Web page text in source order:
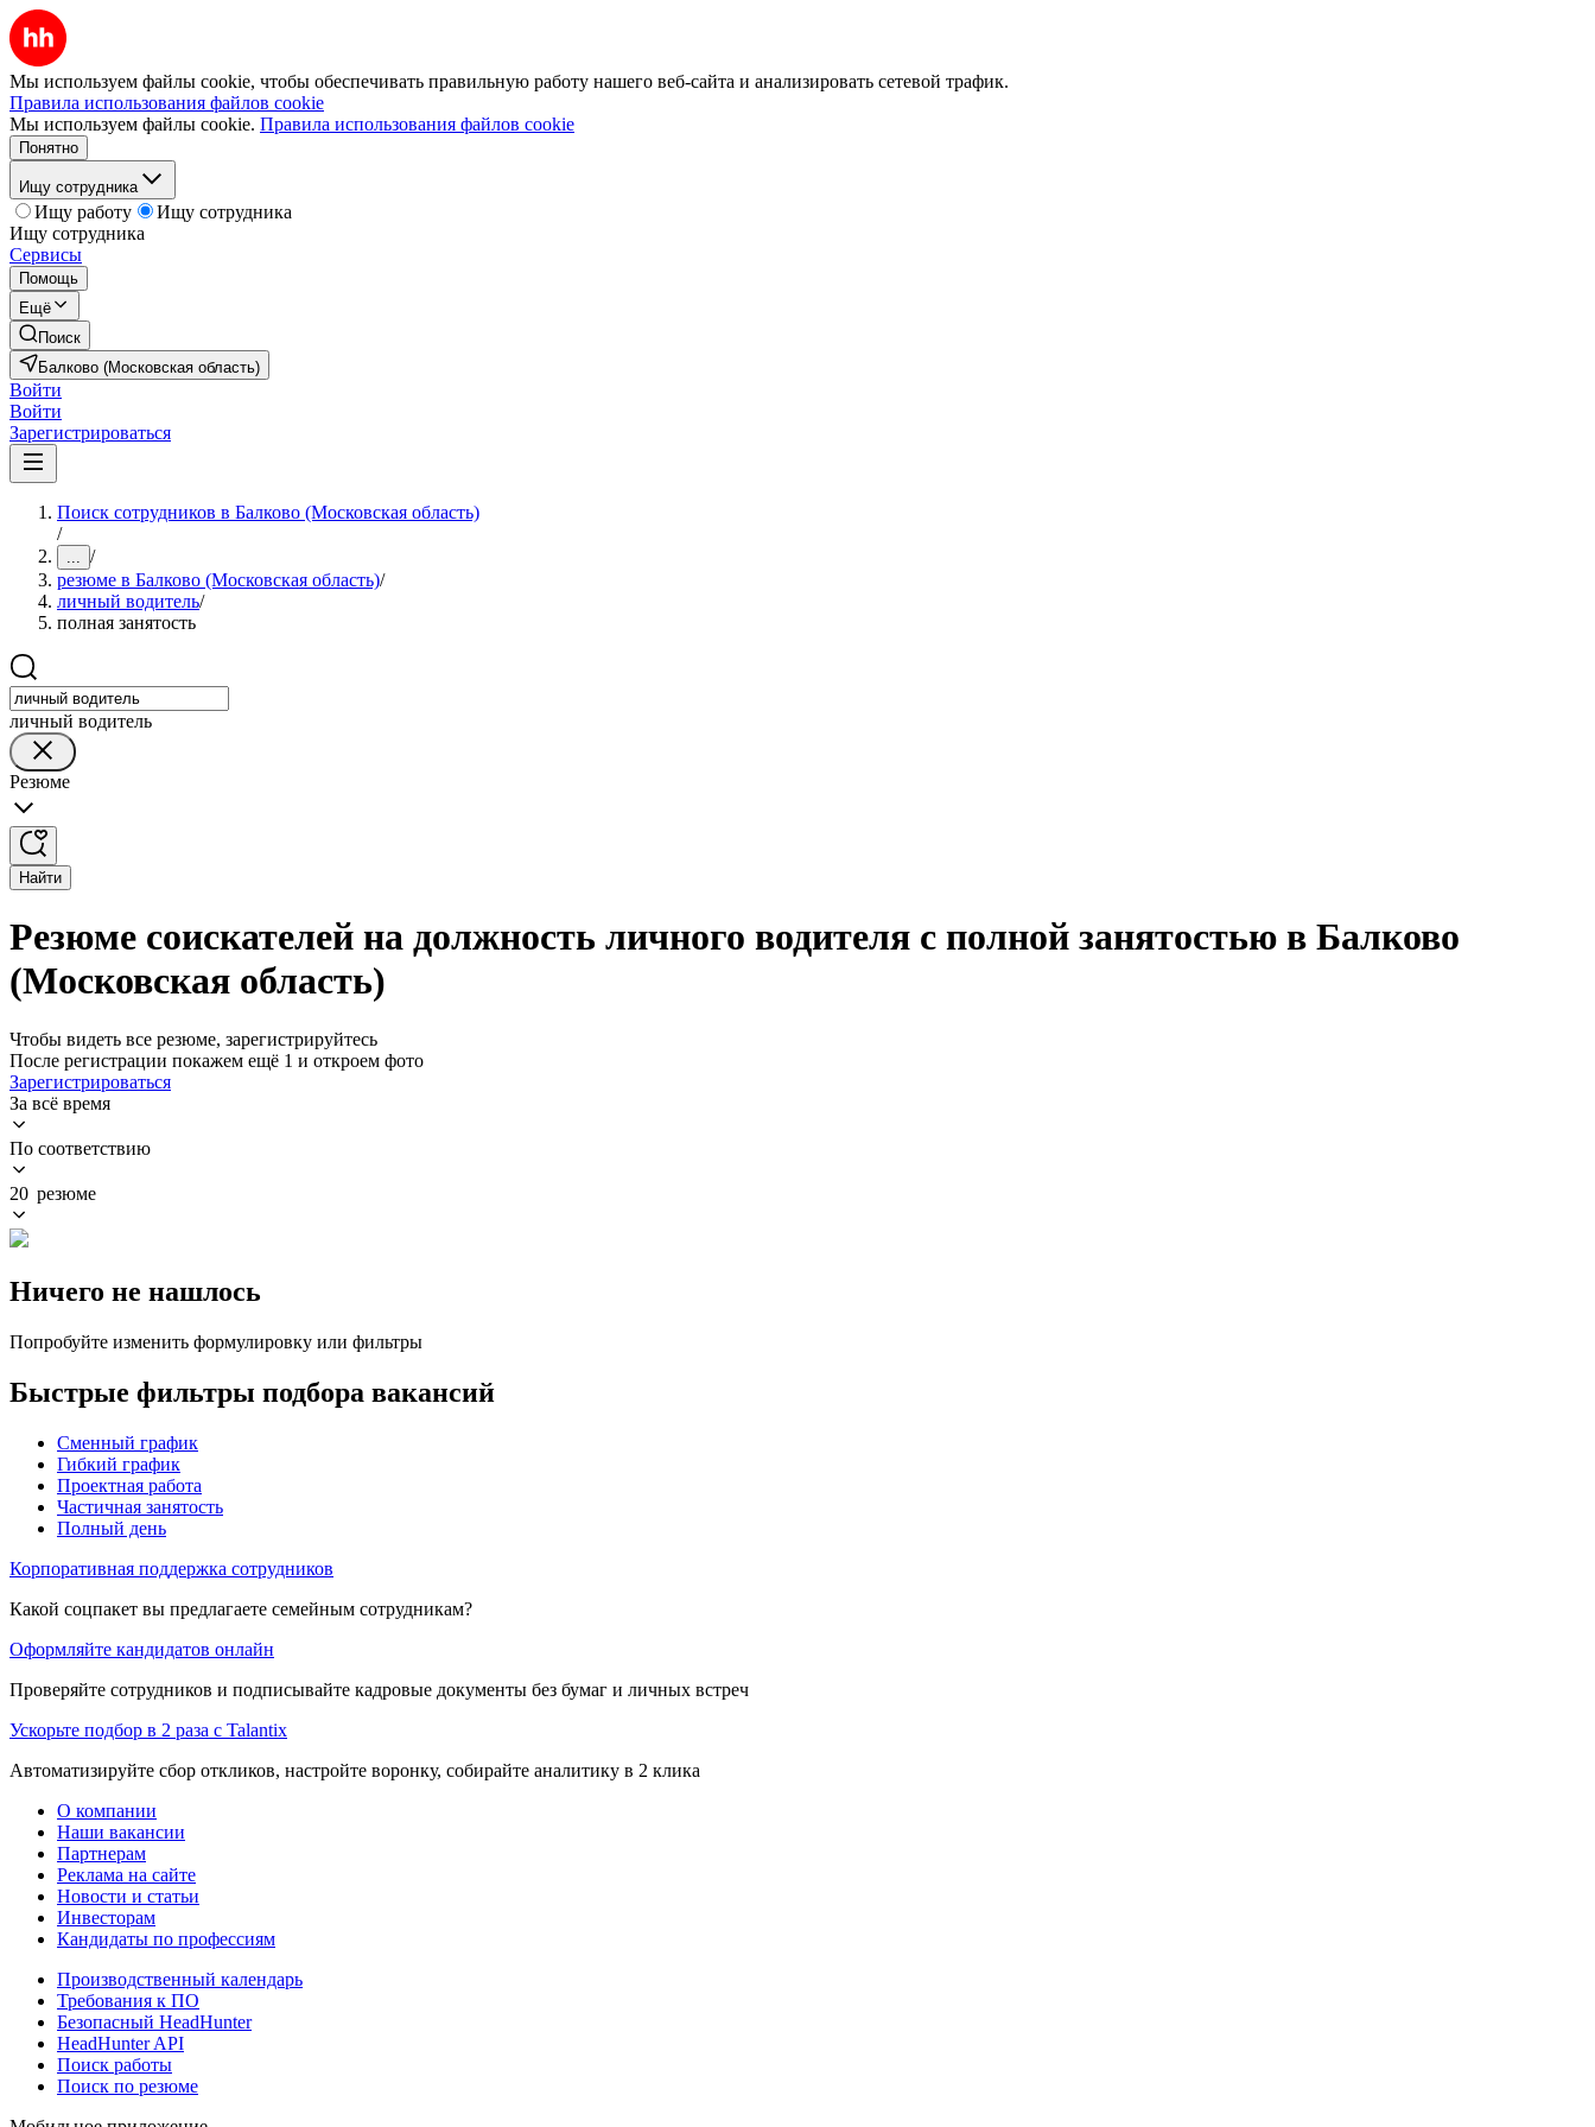
Мы используем файлы cookie, чтобы обеспечивать правильную работу нашего веб-сайта и анализировать сетевой трафик.
Правила использования файлов cookie
Мы используем файлы cookie. Правила использования файлов cookie
Понятно
Ищу сотрудника
Ищу работу
Ищу сотрудника
Ищу сотрудника
Сервисы
Помощь
Ещё
Поиск
Балково (Московская область)
Войти
Войти
Зарегистрироваться
Поиск сотрудников в Балково (Московская область)
/
... /
резюме в Балково (Московская область)/
личный водитель/
полная занятость
личный водитель
Резюме
Найти
Резюме соискателей на должность личного водителя с полной занятостью в Балково
(Московская область)
Чтобы видеть все резюме, зарегистрируйтесь
После регистрации покажем ещё 1 и откроем фото
Зарегистрироваться
За всё время
По соответствию
20 резюме
Ничего не нашлось
Попробуйте изменить формулировку или фильтры
Быстрые фильтры подбора вакансий
Сменный график
Гибкий график
Проектная работа
Частичная занятость
Полный день
Корпоративная поддержка сотрудников
Какой соцпакет вы предлагаете семейным сотрудникам?
Оформляйте кандидатов онлайн
Проверяйте сотрудников и подписывайте кадровые документы без бумаг и личных встреч
Ускорьте подбор в 2 раза с Talantix
Автоматизируйте сбор откликов, настройте воронку, собирайте аналитику в 2 клика
О компании
Наши вакансии
Партнерам
Реклама на сайте
Новости и статьи
Инвесторам
Кандидаты по профессиям
Производственный календарь
Требования к ПО
Безопасный HeadHunter
HeadHunter API
Поиск работы
Поиск по резюме